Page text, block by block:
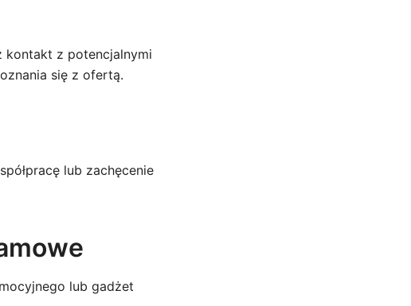
kontakt z potencjalnymi
się z ofertą.
lub zachęcenie
lub gadżet